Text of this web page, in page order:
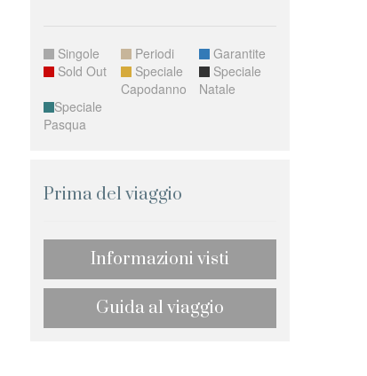
Singole Periodi
Garantite
Sold Out
Speciale
Capodanno
Speciale
Natale
Speciale
Pasqua
Prima del viaggio
Informazioni visti
Guida al viaggio